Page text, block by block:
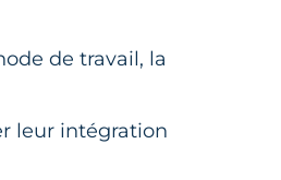
de travail, la
leur intégration